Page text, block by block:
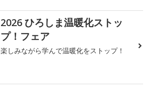
2026 ひろしま温暖化ストッ
プ！フェア
楽しみながら学んで温暖化をストップ！